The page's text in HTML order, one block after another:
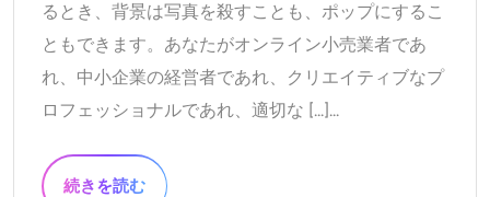
るとき、背景は写真を殺すことも、ポップにするこ
ともできます。あなたがオンライン小売業者であ
れ、中小企業の経営者であれ、クリエイティブなプ
ロフェッショナルであれ、適切な [...]...
続きを読む